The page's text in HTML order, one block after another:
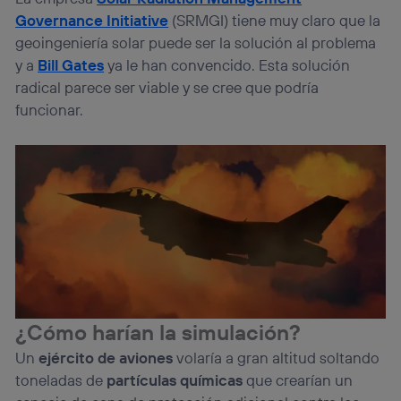
Governance Initiative (SRMGI) tiene muy claro que la
geoingeniería solar puede ser la solución al problema
y a Bill Gatesya le han convencido. Esta solución
radical parece ser viable y se cree que podría
funcionar.
¿Cómo harían la simulación?
Unejército de avionesvolaría a gran altitud soltando
toneladas de partículas químicasque crearían un
Si utilizasdatos móviles, el marketing será más
personalizado, ya que se basará únicamente en la
navegación del usuario del móvil.
Puedes gestionar los consentimientos Utiq seleccionando
“Administrar Utiq” en la parte inferior de esta página web o
visitando el
portal de privacidad de Utiq
(“consenthub”)